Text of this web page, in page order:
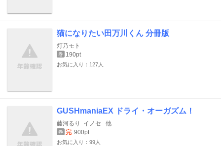
猫になりたい田万川くん 分冊版
灯乃モト
巻 190pt
お気に入り：127人
GUSHmaniaEX ドライ・オーガズム！
藤河るり イノセ 他
巻 完 900pt
お気に入り：99人